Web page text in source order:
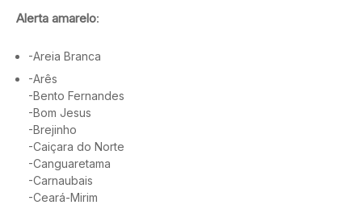
Alerta amarelo:
-Areia Branca
-Arês
-Bento Fernandes
-Bom Jesus
-Brejinho
-Caiçara do Norte
-Canguaretama
-Carnaubais
-Ceará-Mirim